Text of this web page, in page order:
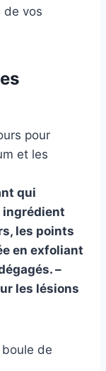
de vos
pour
et les
qui
ingrédient
les points
en exfoliant
–
les lésions
de